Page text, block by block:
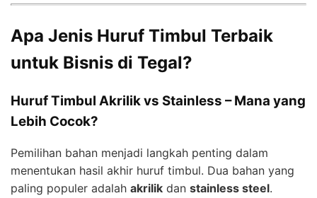
Apa Jenis Huruf Timbul Terbaik
untuk Bisnis di Tegal?
Huruf Timbul Akrilik vs Stainless – Mana yang
Lebih Cocok?
Pemilihan bahan menjadi langkah penting dalam
menentukan hasil akhir huruf timbul. Dua bahan yang
paling populer adalah akrilik dan stainless steel.